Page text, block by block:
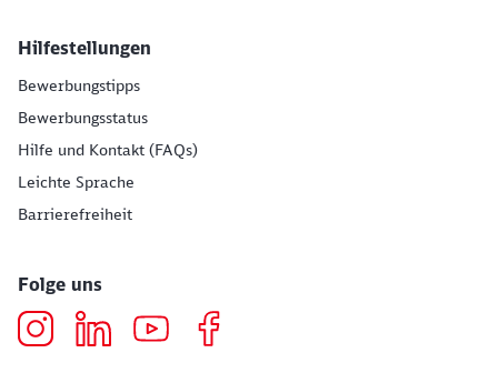
Hilfestellungen
Bewerbungstipps
Bewerbungsstatus
Hilfe und Kontakt (FAQs)
Leichte Sprache
Barrierefreiheit
Folge uns